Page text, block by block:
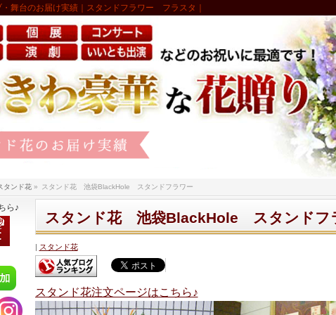
舞台のお届け実績｜スタンドフラワー フラスタ｜
タンド花» スタンド花 池袋BlackHole スタンドフラワー
スタンド花 池袋BlackHole スタンドフ
スタンド花
スタンド花注文ページはこちら♪
ら♪